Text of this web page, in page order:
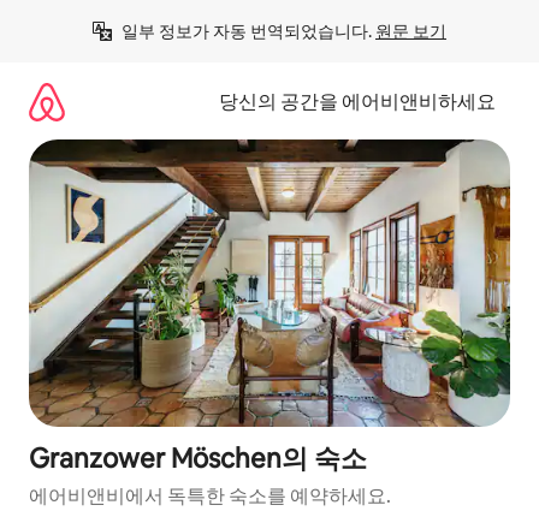
일부 정보가 자동 번역되었습니다. 원문 보기
당신의 공간을 에어비앤비하세요
Granzower Möschen의 숙소
에어비앤비에서 독특한 숙소를 예약하세요.